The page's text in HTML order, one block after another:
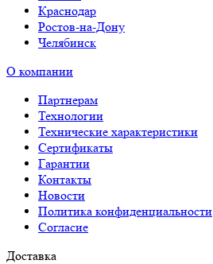
Краснодар
Ростов-на-Дону
Челябинск
О компании
Партнерам
Технологии
Технические характеристики
Сертификаты
Гарантии
Контакты
Новости
Политика конфиденциальности
Согласие
Доставка